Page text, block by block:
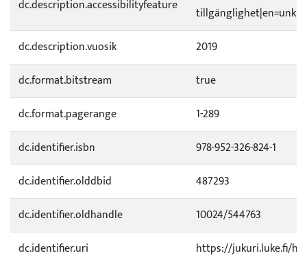
dc.description.accessibilityfeature
dc.description.vuosik
2019
dc.format.bitstream
true
dc.format.pagerange
1-289
dc.identifier.isbn
978-952-326-824-1
dc.identifier.olddbid
487293
dc.identifier.oldhandle
10024/544763
dc.identifier.uri
https://jukuri.luke.fi/